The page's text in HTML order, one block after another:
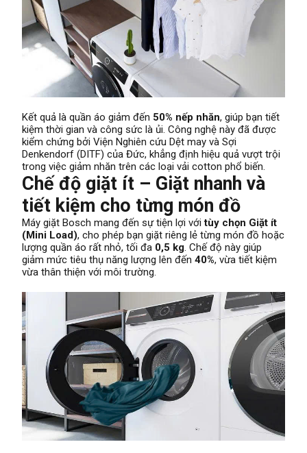
Kết quả là quần áo giảm đến 50% nếp nhăn, giúp bạn tiết
kiệm thời gian và công sức là ủi. Công nghệ này đã được
kiểm chứng bởi Viện Nghiên cứu Dệt may và Sợi
Denkendorf (DITF) của Đức, khẳng định hiệu quả vượt trội
trong việc giảm nhăn trên các loại vải cotton phổ biến.
Chế độ giặt ít – Giặt nhanh và
tiết kiệm cho từng món đồ
Máy giặt Bosch mang đến sự tiện lợi vớitùy chọn Giặt ít
(Mini Load), cho phép bạn giặt riêng lẻ từng món đồ hoặc
lượng quần áo rất nhỏ, tối đa 0,5 kg. Chế độ này giúp
giảm mức tiêu thụ năng lượng lên đến 40%, vừa tiết kiệm
vừa thân thiện với môi trường.